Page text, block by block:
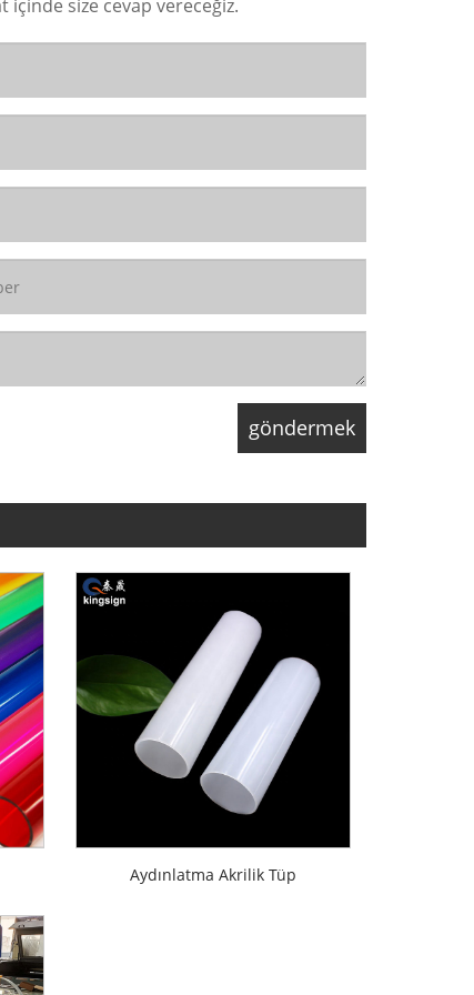
size cevap vereceğiz.
Aydınlatma Akrilik Tüp